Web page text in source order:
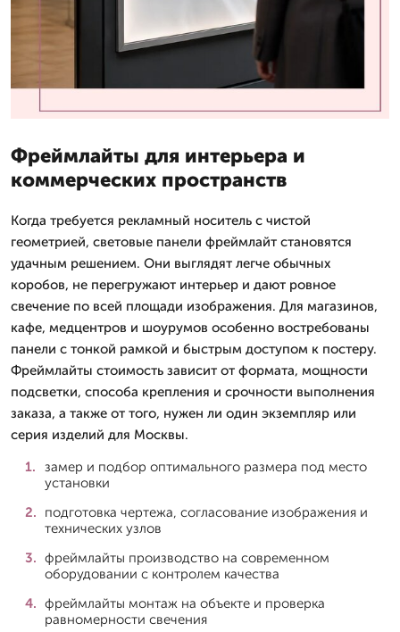
Фреймлайты для интерьера и
коммерческих пространств
Когда требуется рекламный носитель с чистой
геометрией, световые панели фреймлайт становятся
удачным решением. Они выглядят легче обычных
коробов, не перегружают интерьер и дают ровное
свечение по всей площади изображения. Для магазинов,
кафе, медцентров и шоурумов особенно востребованы
панели с тонкой рамкой и быстрым доступом к постеру.
Фреймлайты стоимость зависит от формата, мощности
подсветки, способа крепления и срочности выполнения
заказа, а также от того, нужен ли один экземпляр или
серия изделий для Москвы.
замер и подбор оптимального размера под место
установки
подготовка чертежа, согласование изображения и
технических узлов
фреймлайты производство на современном
оборудовании с контролем качества
фреймлайты монтаж на объекте и проверка
равномерности свечения